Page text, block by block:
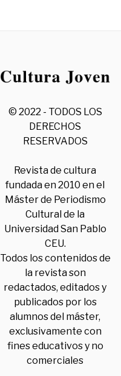
© 2022 - TODOS LOS
DERECHOS
RESERVADOS
Revista de cultura
fundada en 2010 en el
Máster de Periodismo
Cultural de la
Universidad San Pablo
CEU.
Todos los contenidos de
la revista son
redactados, editados y
publicados por los
alumnos del máster,
exclusivamente con
fines educativos y no
comerciales